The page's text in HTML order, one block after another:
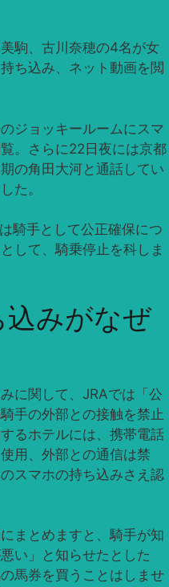
駒、古川奈穂の4名が女
ち込み、ネット動画を閲
ジョッキールームにスマ
。さらに22日夜には京都
の角田大河と通話してい
た。
騎手として公正確保につ
して、騎乗停止を科しま
みがなぜ
に関して、JRAでは「公
手の外部との接触を禁止
るホテルには、携帯電話
用、外部との通信は禁
スマホの持ち込みさえ認
まとめますと、騎手が知
い」と知らせたとした
馬券を買うことはしませ